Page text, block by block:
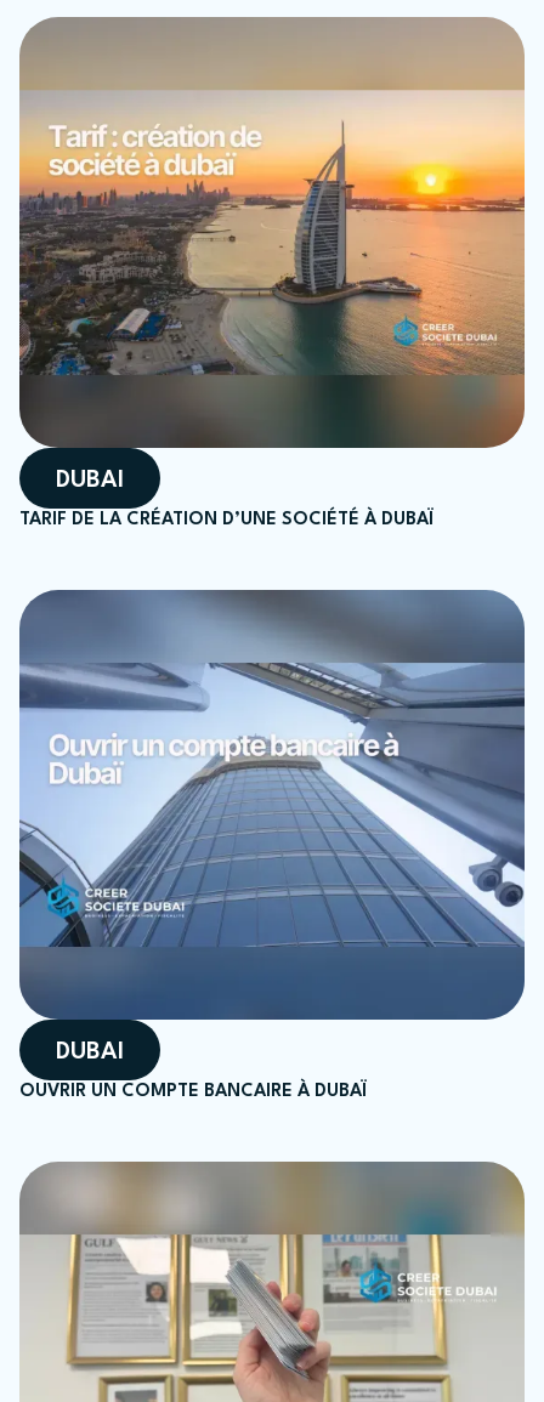
DUBAI
TARIF DE LA CRÉATION D’UNE SOCIÉTÉ À DUBAÏ
DUBAI
OUVRIR UN COMPTE BANCAIRE À DUBAÏ